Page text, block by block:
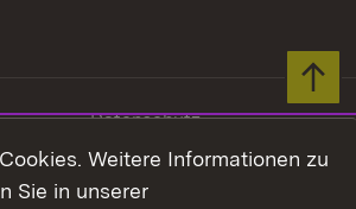
Datenschutz
Erklärung zur
Barrierefreiheit
Weitere Informationen zu
Sie in unserer